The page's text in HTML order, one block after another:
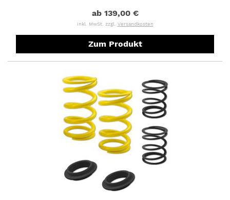
ab 139,00 €
inkl. MwSt. zzgl. Versandkosten
Zum Produkt